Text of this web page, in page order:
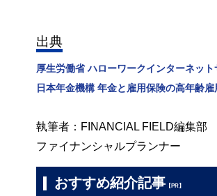
出典
厚生労働省 ハローワークインターネッ
日本年金機構 年金と雇用保険の高年齢
執筆者：FINANCIAL FIELD編集部
ファイナンシャルプランナー
おすすめ紹介記事 【PR】